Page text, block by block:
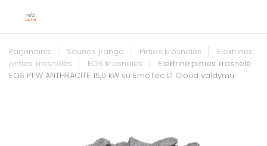
Pagrindinis Saunos įranga Pirties krosnelės
Elektrinės
pirties krosnelės
EOS krosnelės
Elektrinė pirties krosnelė
EOS P1 W ANTHRACITE 15,0 kW su EmoTec D Cloud valdymu